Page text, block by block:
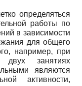
определяться
работы по
в зависимости
для общего
например, при
занятиях
являются
активности,